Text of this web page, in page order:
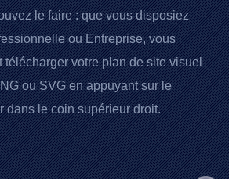
le faire : que vous disposiez
ou Entreprise, vous
télécharger votre plan de site visuel
ou SVG en appuyant sur le
dans le coin supérieur droit.